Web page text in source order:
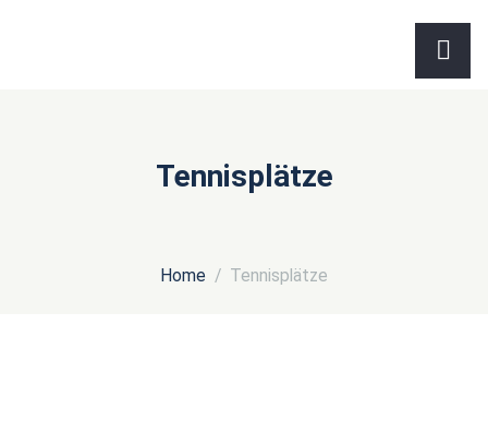
Tennisplätze
Home Tennisplätze